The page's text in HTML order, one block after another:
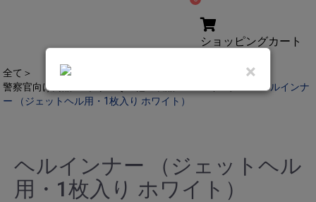
ショッピングカート
全て ＞ ×
警察官向け商品
ヘルインナ
ー （ジェットヘル用・1枚入り ホワイト）
ヘルインナー （ジェットヘル
用・1枚入り ホワイト）